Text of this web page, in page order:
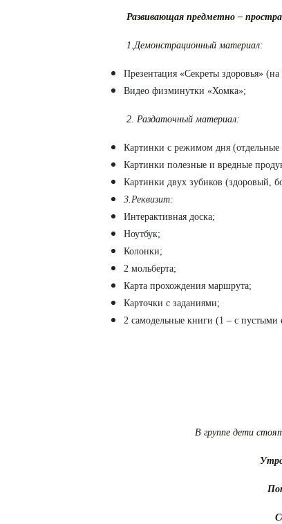
Развивающая предметно –
1.Демонстрационный материал:
Презентация «Секреты здоровья»
Видео физминутки «Хомка»;
2. Раздаточный материал:
Картинки с режимом дня (отдельные
Картинки полезные и вредные
Картинки двух зубиков (здоровый,
3.Реквизит:
Интерактивная доска;
Ноутбук;
Колонки;
2 мольберта;
Карта прохождения маршрута;
Карточки с заданиями;
2 самодельные книги (1 – с пустыми
В группе дети